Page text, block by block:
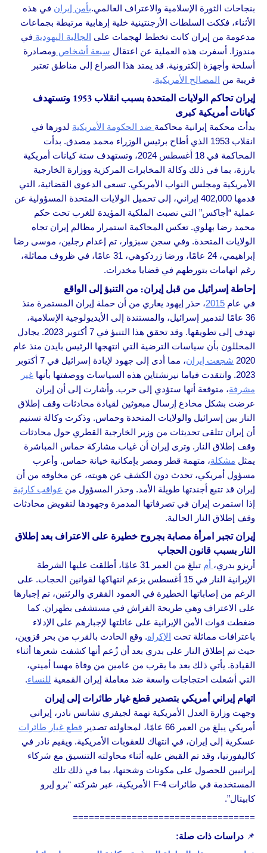
بنجاحات الثورة الإسلامية والاعتراف العالمي.بأمن إيران في هذه
الأثناء، فككت السلطات الأرجنتينية خلية إرهابية مرتبطة بجماعات
مدعومة من إيران كانت تخطط لهجمات على الجالية اليهودية في
مندوزا. أسفرت هذه العملية عن اعتقال سبعة أشخاص ومصادرة
أسلحة وأجهزة إلكترونية. قد يمتد هذا الصراع إلى مناطق تعتبر
قريبة من المصالح الأمريكية.
إيران تحاكم الولايات المتحدة بسبب انقلاب 1953 وتستهدف
كيانات أمريكية كبرى
بدأت محكمة إيرانية محاكمة ضد الحكومة الأمريكية لدورها في
انقلاب 1953 الذي أطاح برئيس الوزراء محمد مصدق. بدأت
المحاكمة في 18 أغسطس 2024، وتستهدف ستة كيانات أمريكية
بارزة، بما في ذلك وكالة المخابرات المركزية ووزارة الخارجية
الأمريكية ومجلس النواب الأمريكي. تسعى الدعوى القضائية، التي
قدمها 402,000 إيراني، إلى تحميل الولايات المتحدة المسؤولية عن
عملية “أجاكس” التي نصبت الملكية المؤيدة للغرب تحت حكم
محمد رضا بهلوي. تعكس المحاكمة استمرار مظالم إيران تجاه
الولايات المتحدة. وفي سجن سبزوار، تم إعدام رجلين، موسى رضا
إبراهيمي، 24 عامًا، ورضا زردكوهي، 31 عامًا، في ظروف مماثلة،
رغم اتهامات بتورطهم في قضايا مخدرات.
إحاطة إسرائيل من قبل إيران: من التنبؤ إلى الواقع
في عام 2015، حذر إيهود يعاري من أن حملة إيران المستمرة منذ
36 عامًا لتدمير إسرائيل، والمستندة إلى الأيديولوجية الإسلامية،
تهدف إلى تطويقها. وقد تحقق هذا التنبؤ في 7 أكتوبر 2023. يجادل
المحللون بأن سياسات الترضية التي انتهجها الرئيس بايدن منذ عام
2020 شجعت إيران
، مما أدى إلى جهود لإبادة إسرائيل في 7 أكتوبر
2023. وانتقدت فياما نيرنشتاين هذه السياسات ووصفتها بأنها
غير
مشرفة، متوقعة أنها ستؤدي إلى حرب. وأشارت إلى أن إيران
عرضت بشكل مخادع إرسال مبعوثين لقيادة محادثات وقف إطلاق
النار بين إسرائيل والولايات المتحدة وحماس. وذكرت وكالة تسنيم
أن إيران تتلقى تحديثات من وزير الخارجية القطري حول محادثات
وقف إطلاق النار. وترى إيران أن غياب مشاركة حماس المباشرة
يمثل مشكلة، متهمة قطر ومصر بإمكانية خيانة حماس. وأعرب
مسؤول أمريكي، تحدث دون الكشف عن هويته، عن مخاوفه من أن
إيران قد تتبع أجندتها طويلة الأمد. وحذر المسؤول من عواقب كارثية
إذا استمرت إيران في تصرفاتها المدمرة وجهودها لتقويض محادثات
وقف إطلاق النار الحالية.
إيران تجبر امرأة مصابة بجروح خطيرة على الاعتراف بعد إطلاق
النار بسبب قانون الحجاب
أريزو بدري، أم
تبلغ من العمر 31 عامًا، أطلقت عليها الشرطة
الإيرانية النار في 15 أغسطس بزعم انتهاكها لقوانين الحجاب. على
الرغم من إصاباتها الخطيرة في العمود الفقري والرئتين، تم إجبارها
على الاعتراف وهي طريحة الفراش في مستشفى بطهران. كما
ضغطت قوات الأمن الإيرانية على عائلتها لإجبارهم على الإدلاء
باعترافات مماثلة تحت الإكراه. وقع الحادث بالقرب من بحر قزوين،
حيث تم إطلاق النار على بدري بعد أن زُعم أنها كشفت شعرها أثناء
القيادة. يأتي ذلك بعد ما يقرب من عامين من وفاة مهسا أميني،
التي أشعلت احتجاجات واسعة ضد معاملة إيران القمعية للنساء.
اتهام إيراني أمريكي بتصدير قطع غيار طائرات إلى إيران
وجهت وزارة العدل الأمريكية تهمة لجيفري تشانس نادر، إيراني
أمريكي يبلغ من العمر 66 عامًا، لمحاولته تصدير
قطع غيار طائرات
عسكرية إلى إيران، في انتهاك للعقوبات الأمريكية. ويقيم نادر في
كاليفورنيا، وقد تم القبض عليه أثناء محاولته التنسيق مع شركاء
إيرانيين للحصول على مكونات وشحنها، بما في ذلك تلك
المستخدمة في طائرات F-4 الأمريكية، عبر شركته “برو إيرو
كابيتال”.
==================================
📌 دراسات ذات صلة: